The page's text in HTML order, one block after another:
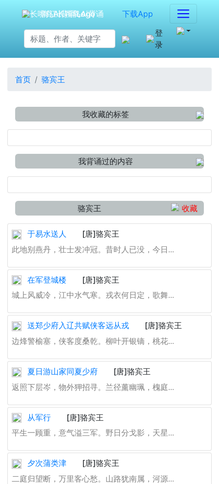
海江长嘴鸟Ai背诵
下载App
登
录
首页 骆宾王
我收藏的标签
我背诵过的内容
骆宾王 收藏
于易水送人
[唐]骆宾王
此地别燕丹，壮士发冲冠。昔时人已没，今日...
在军登城楼
[唐]骆宾王
城上风威冷，江中水气寒。戎衣何日定，歌舞...
送郑少府入辽共赋侠客远从戎
[唐]骆宾王
边烽警榆塞，侠客度桑乾。柳叶开银镝，桃花...
夏日游山家同夏少府
[唐]骆宾王
返照下层岑，物外狎招寻。兰径薰幽珮，槐庭...
从军行
[唐]骆宾王
平生一顾重，意气溢三军。野日分戈影，天星...
夕次蒲类津
[唐]骆宾王
二庭归望断，万里客心愁。山路犹南属，河源...